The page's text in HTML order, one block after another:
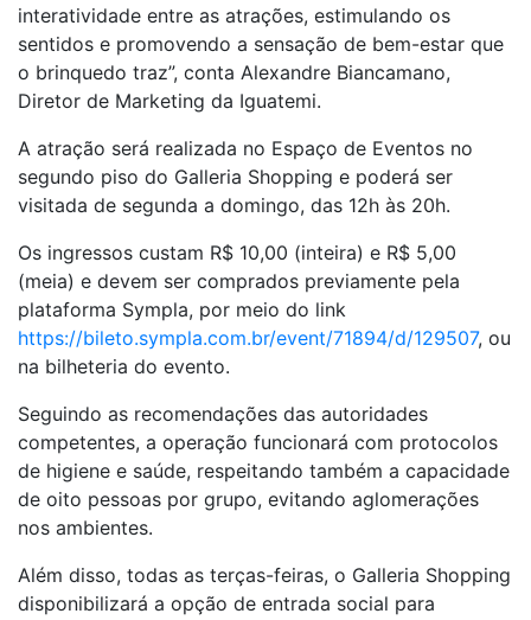
interatividade entre as atrações, estimulando os
sentidos e promovendo a sensação de bem-estar que
o brinquedo traz”, conta Alexandre Biancamano,
Diretor de Marketing da Iguatemi.
A atração será realizada no Espaço de Eventos no
segundo piso do Galleria Shopping e poderá ser
visitada de segunda a domingo, das 12h às 20h.
Os ingressos custam R$ 10,00 (inteira) e R$ 5,00
(meia) e devem ser comprados previamente pela
plataforma Sympla, por meio do link
https://bileto.sympla.com.br/event/71894/d/129507, ou
na bilheteria do evento.
Seguindo as recomendações das autoridades
competentes, a operação funcionará com protocolos
de higiene e saúde, respeitando também a capacidade
de oito pessoas por grupo, evitando aglomerações
nos ambientes.
Além disso, todas as terças-feiras, o Galleria Shopping
disponibilizará a opção de entrada social para